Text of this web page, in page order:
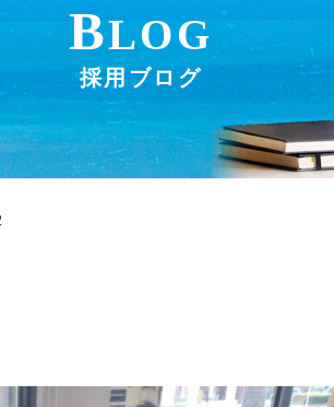
BLOG
採用ブログ